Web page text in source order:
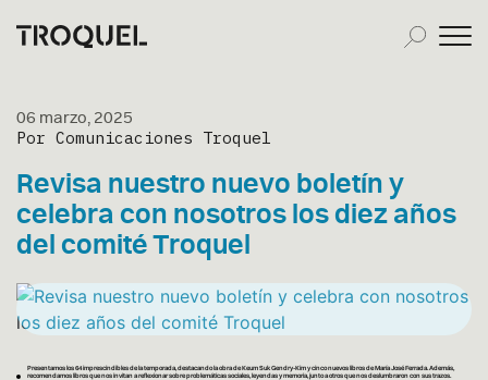
06 marzo, 2025
Por Comunicaciones Troquel
Revisa nuestro nuevo boletín y
celebra con nosotros los diez años
del comité Troquel
Presentamos los 64 imprescindibles de la temporada, destacando la obra de Keum Suk Gendry-Kim y cinco nuevos libros de María José Ferrada. Además,
recomendamos libros que nos invitan a reflexionar sobre problemáticas sociales, leyendas y memoria, junto a otros que nos deslumbraron con sus trazos.